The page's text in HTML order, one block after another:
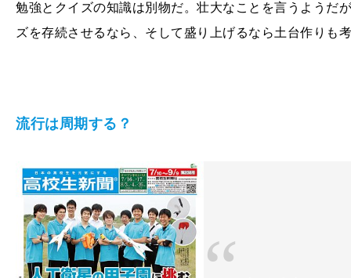
勉強とクイズの知識は別物だ。壮大なことを言うようだ
ズを存続させるなら、そして盛り上げるなら土台作りも
流行は周期する？